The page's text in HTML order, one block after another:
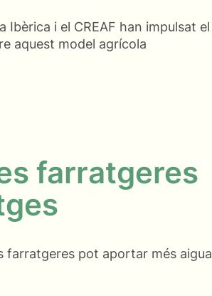
Ibèrica i el CREAF han impulsat el
aquest model agrícola
farratgeres
farratgeres pot aportar més aigua